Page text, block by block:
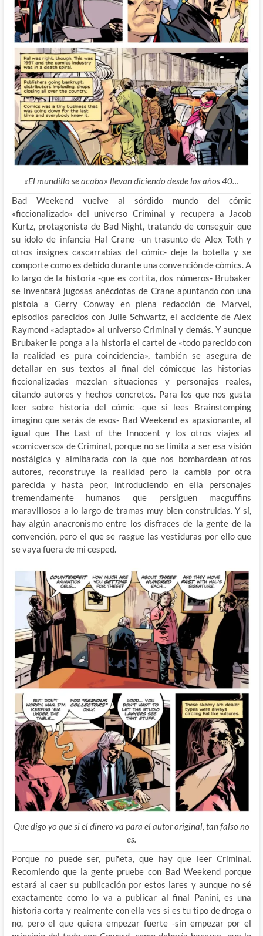
«El mundillo se acaba» llevan diciendo desde los años 40…
Bad Weekend vuelve al sórdido mundo del cómic
«ficcionalizado» del universo Criminal y recupera a Jacob
Kurtz, protagonista de Bad Night, tratando de conseguir que
su ídolo de infancia Hal Crane -un trasunto de Alex Toth y
otros insignes cascarrabias del cómic- deje la botella y se
comporte como es debido durante una convención de cómics. A
lo largo de la historia -que es cortita, dos números- Brubaker
se inventará jugosas anécdotas de Crane apuntando con una
pistola a Gerry Conway en plena redacción de Marvel,
episodios parecidos con Julie Schwartz, el accidente de Alex
Raymond «adaptado» al universo Criminal y demás. Y aunque
Brubaker le ponga a la historia el cartel de «todo parecido con
la realidad es pura coincidencia», también se asegura de
detallar en sus textos al final del cómicque las historias
ficcionalizadas mezclan situaciones y personajes reales,
citando autores y hechos concretos. Para los que nos gusta
leer sobre historia del cómic -que si lees Brainstomping
imagino que serás de esos- Bad Weekend es apasionante, al
igual que The Last of the Innocent y los otros viajes al
«comicverso» de Criminal, porque no se limita a ser esa visión
nostálgica y almibarada con la que nos bombardean otros
autores, reconstruye la realidad pero la cambia por otra
parecida y hasta peor, introduciendo en ella personajes
tremendamente humanos que persiguen macguffins
maravillosos a lo largo de tramas muy bien construidas. Y sí,
hay algún anacronismo entre los disfraces de la gente de la
convención, pero el que se rasgue las vestiduras por ello que
se vaya fuera de mi cesped.
Que digo yo que si el dinero va para el autor original, tan falso no
es.
Porque no puede ser, puñeta, que hay que leer Criminal.
Recomiendo que la gente pruebe con Bad Weekend porque
estará al caer su publicación por estos lares y aunque no sé
exactamente como lo va a publicar al final Panini, es una
historia corta y realmente con ella ves si es tu tipo de droga o
no, pero el que quiera empezar fuerte -sin empezar por el